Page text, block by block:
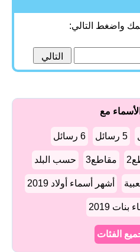
واضغط التالي:
مع
5 رسائل 6 رسائل
مقاطع3 حسب البلد
أشهر أسماء أولاد 2019
2019
الفئات